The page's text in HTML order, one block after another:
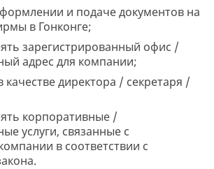
и подаче документов на
в Гонконге;
зарегистрированный офис /
адрес для компании;
директора / секретаря /
корпоративные /
услуги, связанные с
в соответствии с